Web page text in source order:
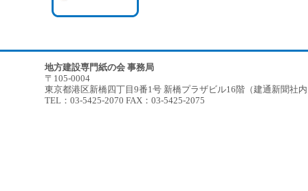
地方建設専門紙の会 事務局
〒105-0004
東京都港区新橋四丁目9番1号 新橋プラザビル16階（建通新聞社
TEL：03-5425-2070 FAX：03-5425-2075